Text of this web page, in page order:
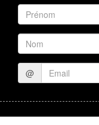
Prénom
Nom
@